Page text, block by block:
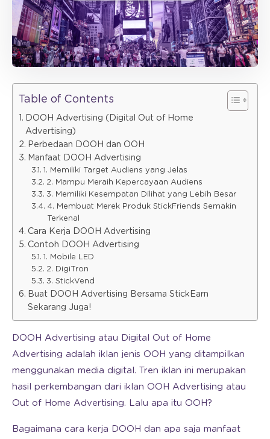
Table of Contents
DOOH Advertising (Digital Out of Home
Advertising)
Perbedaan DOOH dan OOH
Manfaat DOOH Advertising
1. Memiliki Target Audiens yang Jelas
2. Mampu Meraih Kepercayaan Audiens
3. Memiliki Kesempatan Dilihat yang Lebih Besar
4. Membuat Merek Produk StickFriends Semakin
Terkenal
Cara Kerja DOOH Advertising
Contoh DOOH Advertising
1. Mobile LED
2. DigiTron
3. StickVend
Buat DOOH Advertising Bersama StickEarn
Sekarang Juga!
DOOH Advertising atau Digital Out of Home
Advertising adalah iklan jenis OOH yang ditampilkan
menggunakan media digital. Tren iklan ini merupakan
hasil perkembangan dari iklan OOH Advertising atau
Out of Home Advertising. Lalu apa itu OOH?
Bagaimana cara kerja DOOH dan apa saja manfaat